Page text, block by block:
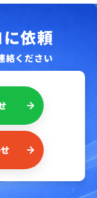
依頼
絡ください